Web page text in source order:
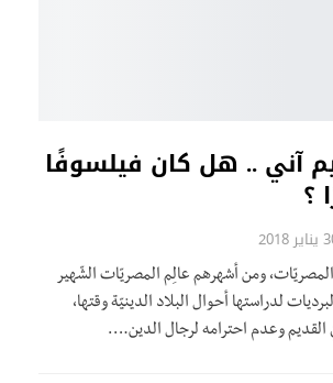
آني .. هل كان فيلسوفًا
؟
2018
ومن أشهرهم عالِم المصريّات الشّهير
لدراستها أحوال البلاد الدينيّة وقتها،
وعدم احترامه لرجال الدين.…